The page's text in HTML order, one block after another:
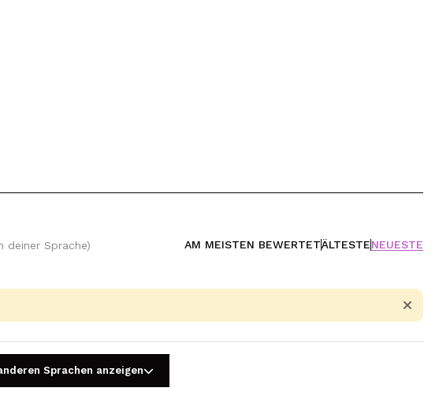
deiner Sprache) AM MEISTEN BEWERTETÄLTESTENEUESTE
Sprachen anzeigen